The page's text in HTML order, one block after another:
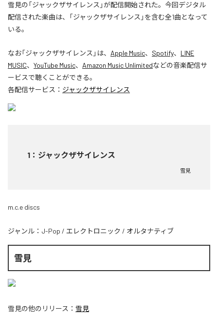
雪見の「ジャックザサイレンス」が配信開始された。今回デジタル
配信された楽曲は、「ジャックザサイレンス」を含む全1曲となって
いる。
なお「ジャックザサイレンス 」は、 Apple Music、 Spotify、 LINE
MUSIC、 YouTube Music、 Amazon Music Unlimitedなどの音楽配信サ
ービスで聴くことができる。
各配信サービス： ジャックザサイレンス
1 ： ジャックザサイレンス
雪見
m.c.e discs
ジャンル： J-Pop / エレクトロニック / オルタナティブ
雪見
雪見の他のリリース： 雪見